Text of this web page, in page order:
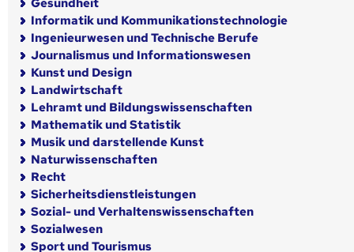
Informatik und Kommunikationstechnologie
Ingenieurwesen und Technische Berufe
Journalismus und Informationswesen
Kunst und Design
Landwirtschaft
Lehramt und Bildungswissenschaften
Mathematik und Statistik
Musik und darstellende Kunst
Naturwissenschaften
Recht
Sicherheitsdienstleistungen
Sozial- und Verhaltenswissenschaften
Sozialwesen
Sport und Tourismus